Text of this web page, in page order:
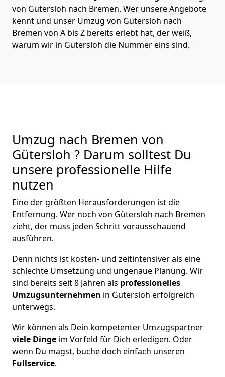
von Gütersloh nach Bremen. Wer unsere Angebote
kennt und unser Umzug von Gütersloh nach
Bremen von A bis Z bereits erlebt hat, der weiß,
warum wir in Gütersloh die Nummer eins sind.
Umzug nach Bremen von
Gütersloh ? Darum solltest Du
unsere professionelle Hilfe
nutzen
Eine der größten Herausforderungen ist die
Entfernung. Wer noch von Gütersloh nach Bremen
zieht, der muss jeden Schritt vorausschauend
ausführen.
Denn nichts ist kosten- und zeitintensiver als eine
schlechte Umsetzung und ungenaue Planung. Wir
sind bereits seit 8 Jahren als professionelles
Umzugsunternehmen in Gütersloh erfolgreich
unterwegs.
Wir können als Dein kompetenter Umzugspartner
viele Dinge im Vorfeld für Dich erledigen. Oder
wenn Du magst, buche doch einfach unseren
Fullservice.